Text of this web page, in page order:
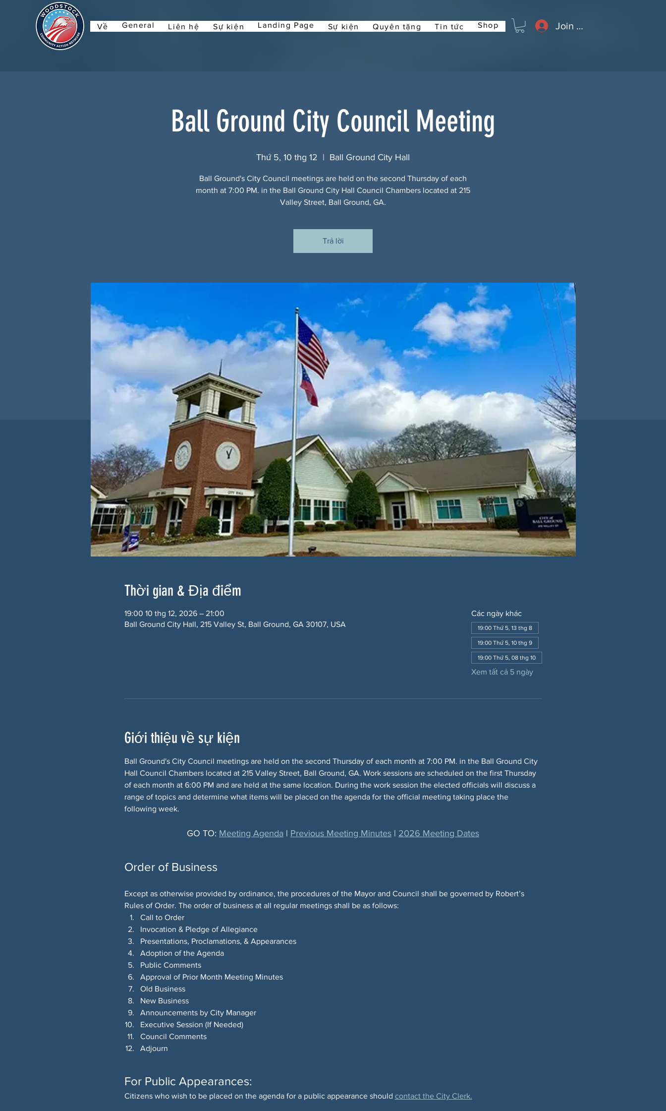
Về General Liên hệ Sự kiện Landing Page Sự kiện Quyên tặng Tin tức Shop Join or Log In
Ball Ground City Council Meeting
Thứ 5, 10 thg 12
  |
Ball Ground City Hall
Ball Ground's City Council meetings are held on the second Thursday of each
month at 7:00 PM. in the Ball Ground City Hall Council Chambers located at 215
Valley Street, Ball Ground, GA.
Trả lời
Thời gian & Địa điểm
19:00 10 thg 12, 2026 – 21:00
Ball Ground City Hall, 215 Valley St, Ball Ground, GA 30107, USA
Các ngày khác
19:00 Thứ 5, 13 thg 8
19:00 Thứ 5, 10 thg 9
19:00 Thứ 5, 08 thg 10
Xem tất cả 5 ngày
Giới thiệu về sự kiện
Ball Ground's City Council meetings are held on the second Thursday of each month at 7:00 PM. in the Ball Ground City
Hall Council Chambers located at 215 Valley Street, Ball Ground, GA. Work sessions are scheduled on the first Thursday
of each month at 6:00 PM and are held at the same location. During the work session the elected officials will discuss a
range of topics and determine what items will be placed on the agenda for the official meeting taking place the
following week.
GO TO: Meeting Agenda | Previous Meeting Minutes | 2026 Meeting Dates
Order of Business
Except as otherwise provided by ordinance, the procedures of the Mayor and Council shall be governed by Robert’s
Rules of Order. The order of business at all regular meetings shall be as follows:
Call to Order
Invocation & Pledge of Allegiance
Presentations, Proclamations, & Appearances
Adoption of the Agenda
Public Comments
Approval of Prior Month Meeting Minutes
Old Business
New Business
Announcements by City Manager
Executive Session (If Needed)
Council Comments
Adjourn
For Public Appearances:
Citizens who wish to be placed on the agenda for a public appearance should contact the City Clerk.